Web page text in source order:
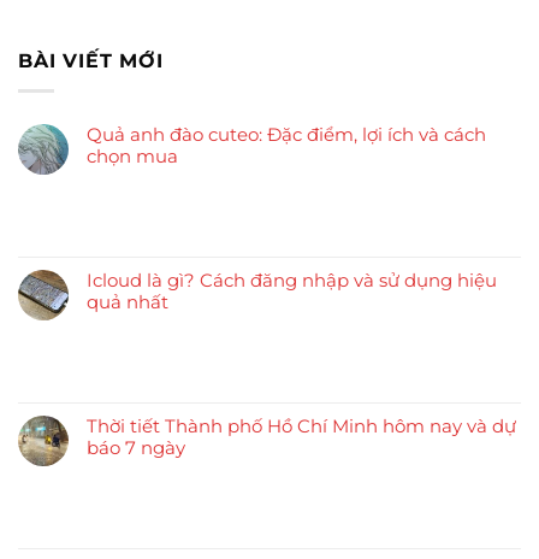
BÀI VIẾT MỚI
Quả anh đào cuteo: Đặc điểm, lợi ích và cách
chọn mua
Icloud là gì? Cách đăng nhập và sử dụng hiệu
quả nhất
Thời tiết Thành phố Hồ Chí Minh hôm nay và dự
báo 7 ngày